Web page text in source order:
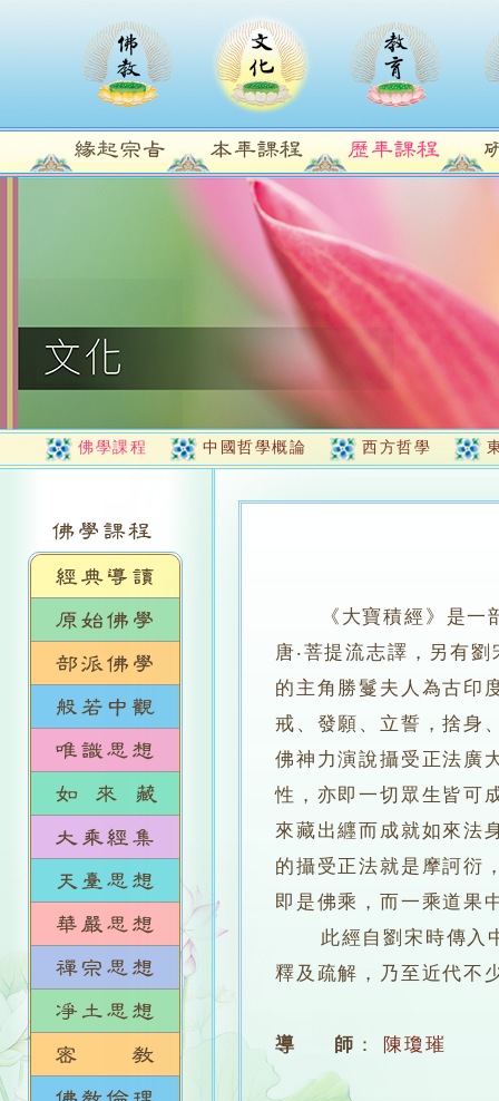
佛學課程 中國哲學概論 西方哲學
《大寶積經》是
唐‧菩提流志譯，另有
的主角勝鬘夫人為古印
戒、發願、立誓，捨身
佛神力演說攝受正法廣
性，亦即一切眾生皆可
來藏出纒而成就如來法
的攝受正法就是摩訶衍
即是佛乘，而一乘道果
此經自劉宋時傳入中
釋及疏解，乃至近代不
導 師 ： 陳瓊璀